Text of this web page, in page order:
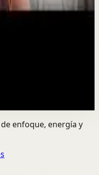
de enfoque, energía y